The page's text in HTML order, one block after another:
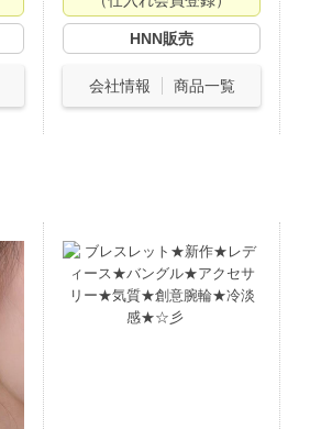
HNN販売
会社情報 商品一覧